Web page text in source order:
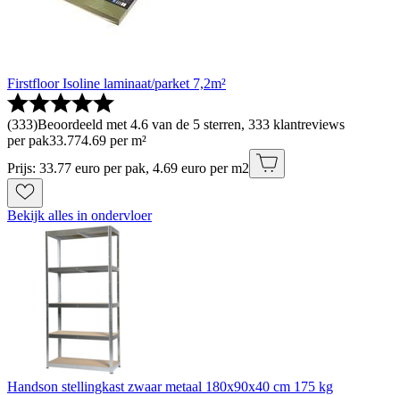
Firstfloor Isoline laminaat/parket 7,2m²
(333)Beoordeeld met 4.6 van de 5 sterren, 333 klantreviews
per pak33.774.69 per m²
Prijs: 33.77 euro per pak, 4.69 euro per m2
Bekijk alles in ondervloer
Handson stellingkast zwaar metaal 180x90x40 cm 175 kg